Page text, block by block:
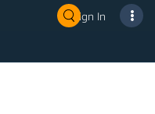
Sign In